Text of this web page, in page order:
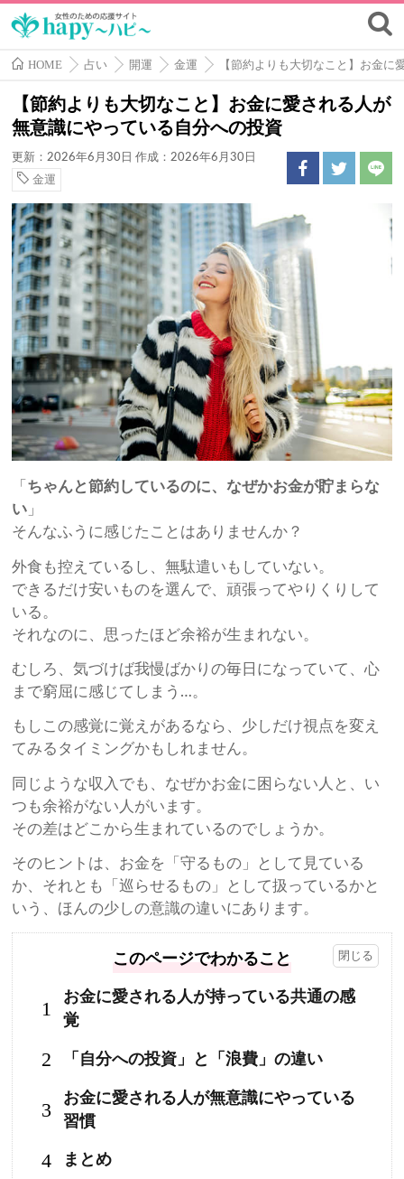
HOME 占い 開運 金運 【節約よりも大切なこと】お金
【節約よりも大切なこと】お金に愛される人が
無意識にやっている自分への投資
更新：2026年6月30日 作成：2026年6月30日
金運
「 ちゃんと節約しているのに、なぜかお金が貯まらな
い 」
そんなふうに感じたことはありませんか？
外食も控えているし、無駄遣いもしていない。
できるだけ安いものを選んで、頑張ってやりくりして
いる。
それなのに、思ったほど余裕が生まれない。
むしろ、気づけば我慢ばかりの毎日になっていて、心
まで窮屈に感じてしまう…。
もしこの感覚に覚えがあるなら、少しだけ視点を変え
てみるタイミングかもしれません。
同じような収入でも、なぜかお金に困らない人と、い
つも余裕がない人がいます。
その差はどこから生まれているのでしょうか。
そのヒントは、お金を「守るもの」として見ている
か、それとも「巡らせるもの」として扱っているかと
いう、ほんの少しの意識の違いにあります。
このページでわかること
1
お金に愛される人が持っている共通の感
覚
2 「自分への投資」と「浪費」の違い
3
お金に愛される人が無意識にやっている
習慣
4 まとめ